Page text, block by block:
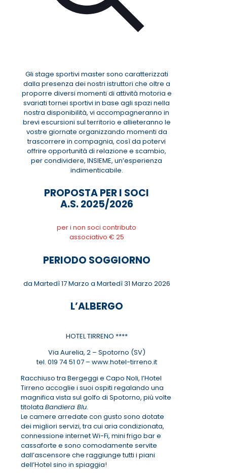
Gli stage sportivi master sono caratterizzati
dalla presenza dei nostri istruttori che oltre a
proporre diversi momenti di attività motoria e
svariati tornei sportivi in base agli spazi nella
nostra disponibilità, vi accompagneranno in
brevi escursioni sul territorio e allieteranno le
vostre giornate organizzando momenti da
trascorrere in compagnia, così da potervi
offrire opportunità di relazione e scambio,
per condividere, INSIEME, un’esperienza
indimenticabile.
PROPOSTA PER I SOCI
A.S. 2025/2026
per i non soci contributo
associativo € 25
PERIODO SOGGIORNO
da Martedì 17 Marzo a Martedì 31 Marzo 2026
L’ALBERGO
HOTEL TIRRENO ****
Via Aurelia, 2 – Spotorno (SV)
tel. 019 74 51 07 – www.hotel-tirreno.it
Racchiuso tra Bergeggi e Capo Noli, l’Hotel
Tirreno accoglie i suoi ospiti regalando una
magnifica vista sul golfo di Spotorno, più volte
titolata Bandiera Blu.
Le camere arredate con gusto sono dotate
dei migliori servizi, tra cui aria condizionata,
connessione internet Wi-Fi, mini frigo bar e
cassaforte e sono comodamente servite
dall’ascensore che raggiunge tutti i piani
dell’Hotel sino in spiaggia!